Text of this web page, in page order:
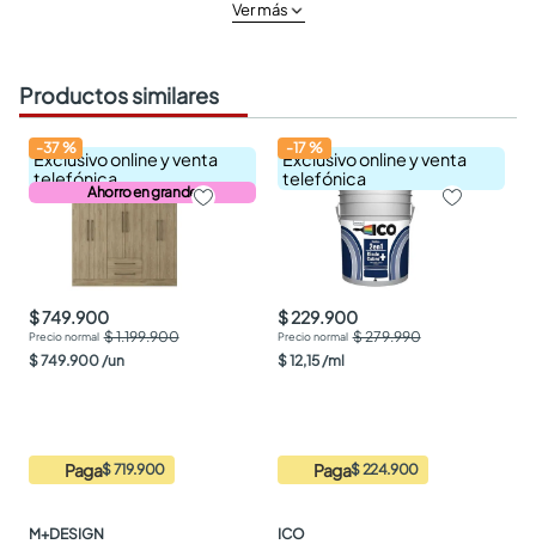
Ver más
Productos similares
Exclusivo online y venta
telefónica
Ahorro en grande
-37%
$ 749.900
$ 1.199.900
$749.900 /un
Paga$ 719.900
M+DESIGN
Exclusivo online y venta
telefónica
-17%
$ 229.900
$ 279.990
$12,15 /ml
Paga$ 224.900
ICO